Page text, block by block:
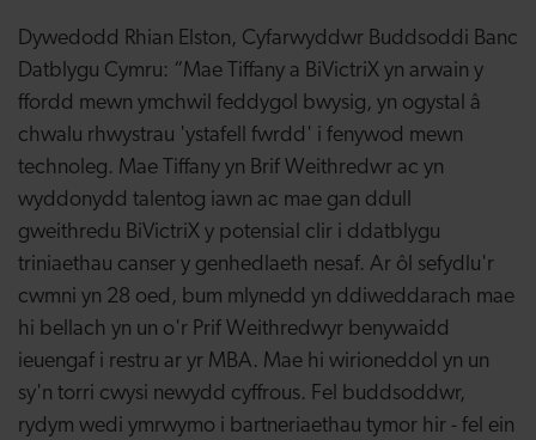
Dywedodd Rhian Elston, Cyfarwyddwr Buddsoddi Banc
Datblygu Cymru: “Mae Tiffany a BiVictriX yn arwain y
ffordd mewn ymchwil feddygol bwysig, yn ogystal â
chwalu rhwystrau 'ystafell fwrdd' i fenywod mewn
technoleg. Mae Tiffany yn Brif Weithredwr ac yn
wyddonydd talentog iawn ac mae gan ddull
gweithredu BiVictriX y potensial clir i ddatblygu
triniaethau canser y genhedlaeth nesaf. Ar ôl sefydlu'r
cwmni yn 28 oed, bum mlynedd yn ddiweddarach mae
hi bellach yn un o'r Prif Weithredwyr benywaidd
ieuengaf i restru ar yr MBA. Mae hi wirioneddol yn un
sy'n torri cwysi newydd cyffrous. Fel buddsoddwr,
rydym wedi ymrwymo i bartneriaethau tymor hir - fel ein